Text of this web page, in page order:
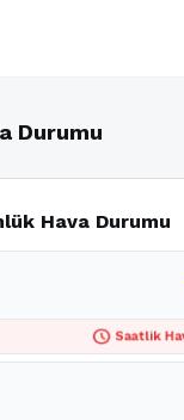
Durumu
Hava Durumu
schedule Saatlik